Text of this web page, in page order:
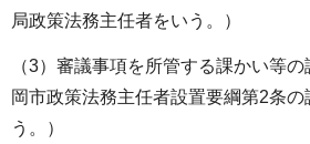
局政策法務主任者をいう。）
（3）審議事項を所管する課かい等
岡市政策法務主任者設置要綱第2条
う。）